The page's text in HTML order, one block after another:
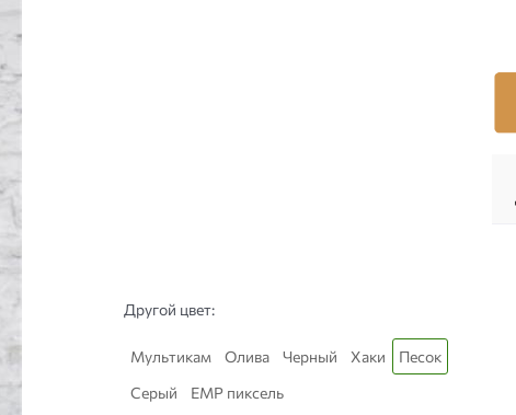
Другой цвет:
Мультикам Олива Черный Хаки
Песок
Серый
ЕМР пиксель